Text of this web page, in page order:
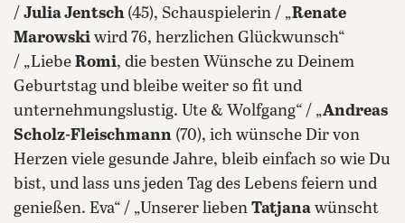
/ Julia Jentsch (45), Schauspielerin / „Renate
Marowski wird 76, herzlichen Glückwunsch“
/ „Liebe Romi, die besten Wünsche zu Deinem
Geburtstag und bleibe weiter so fit und
unternehmungslustig. Ute & Wolfgang“ / „Andreas
Scholz-Fleischmann (70), ich wünsche Dir von
Herzen viele gesunde Jahre, bleib einfach so wie Du
bist, und lass uns jeden Tag des Lebens feiern und
genießen. Eva“ / „Unserer lieben Tatjana wünscht